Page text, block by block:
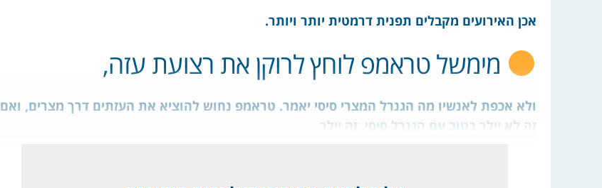
אכן האירועים מקבלים תפנית דרמטית יותר ויותר.
מימשל טראמפ לוחץ לרוקן את רצועת עזה,
ולא אכפת לאנשיו מה הגנרל המצרי סיסי יאמר. טראמפ נחוש להוציא את העזתים דרך מצרים, ואם
זה לא יילך בטוב עם הגנרל סיסי, זה יילך